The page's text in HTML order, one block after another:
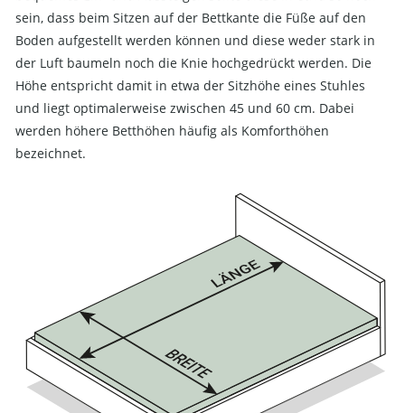
sein, dass beim Sitzen auf der Bettkante die Füße auf den
Boden aufgestellt werden können und diese weder stark in
der Luft baumeln noch die Knie hochgedrückt werden. Die
Höhe entspricht damit in etwa der Sitzhöhe eines Stuhles
und liegt optimalerweise zwischen 45 und 60 cm. Dabei
werden höhere Betthöhen häufig als Komforthöhen
bezeichnet.